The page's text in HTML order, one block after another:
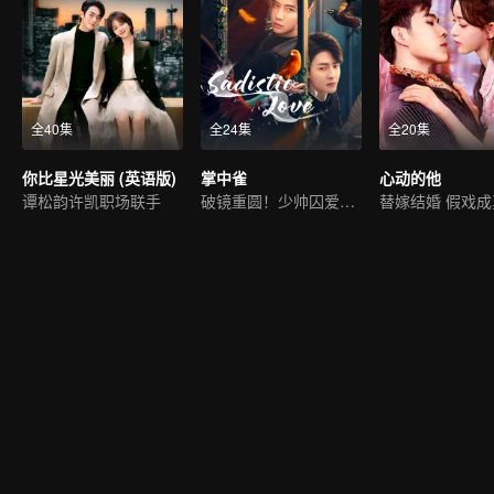
全40集
你比星光美丽 (英语版)
谭松韵许凯职场联手
全24集
掌中雀
破镜重圆！少帅囚爱白月光
全20集
心动的他
替嫁结婚 假戏